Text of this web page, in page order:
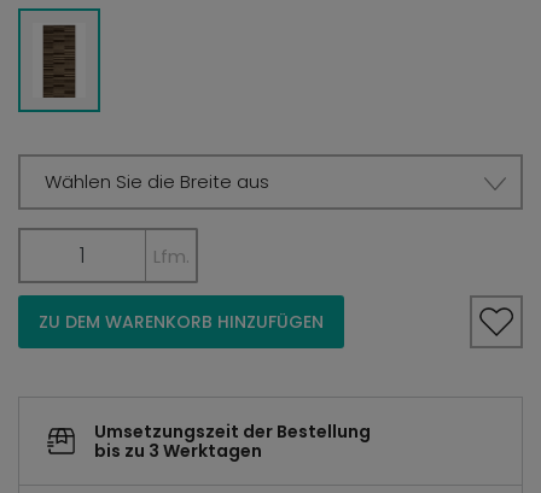
Wählen Sie die Breite aus
Lfm.
ZU DEM WARENKORB HINZUFÜGEN
Umsetzungszeit der Bestellung
bis zu 3 Werktagen